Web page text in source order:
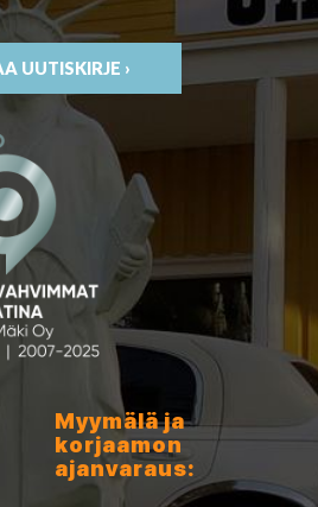
UUTISKIRJE ›
Myymälä ja
korjaamon
ajanvaraus: